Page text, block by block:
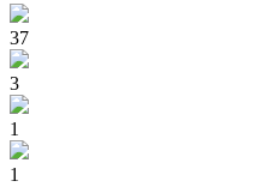
37
3
1
1